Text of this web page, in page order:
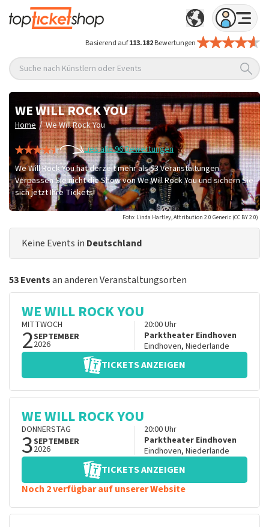
Basierend auf113.182Bewertungen
Suche nach Künstlern oder Events
WE WILL ROCK YOU
Home / We Will Rock You
Lies alle 96 Bewertungen
We Will Rock You hat derzeit mehr als 53 Veranstaltungen.
Verpassen Sie nicht die Show von We Will Rock You und sichern Sie
sich jetzt Ihre Tickets!
Foto: Linda Hartley, Attribution 2.0 Generic (CC BY 2.0)
Keine Events in Deutschland
53 Eventsan anderen Veranstaltungsorten
WE WILL ROCK YOU
MITTWOCH
2SEPTEMBER
2026
20:00Uhr
Parktheater Eindhoven
Eindhoven, Niederlande
TICKETS ANZEIGEN
WE WILL ROCK YOU
DONNERSTAG
3SEPTEMBER
2026
20:00Uhr
Parktheater Eindhoven
Eindhoven, Niederlande
TICKETS ANZEIGEN
Noch 2 verfügbar auf unserer Website